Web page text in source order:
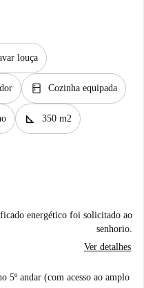
louça
kitchen Cozinha equipada
square_foot 350 m2
energético foi solicitado ao
senhorio.
Ver detalhes
5º andar (com acesso ao amplo